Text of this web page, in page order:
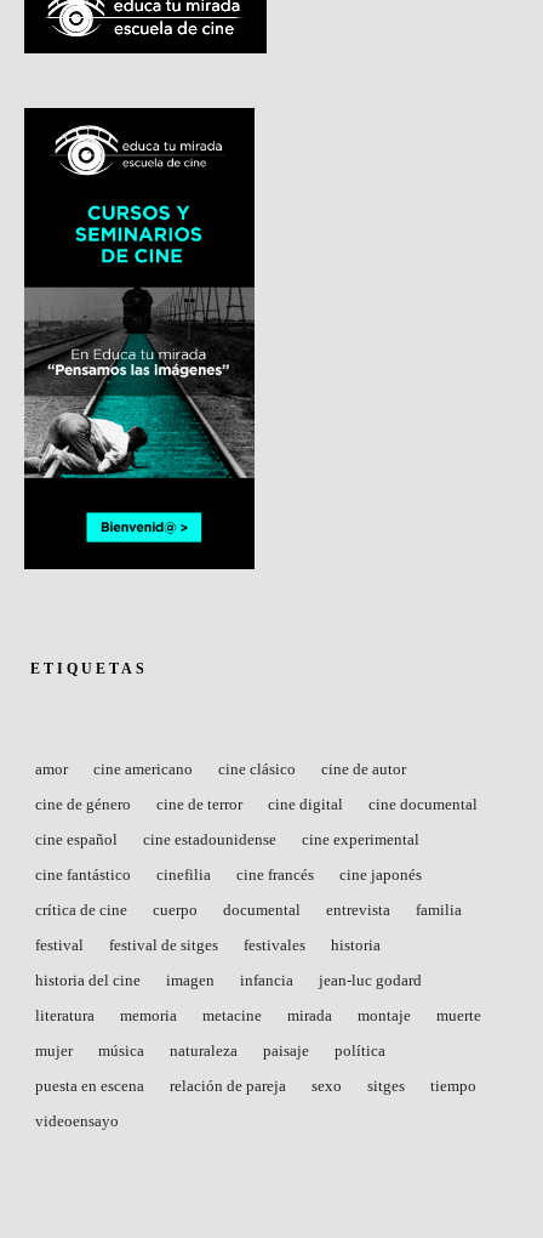
ETIQUETAS
amor cine americano cine clásico
cine de autor
cine de género
cine de terror cine digital
cine documental
cine español
cine estadounidense
cine experimental
cine fantástico
cinefilia cine francés
cine japonés
crítica de cine
cuerpo documental entrevista
familia
festival
festival de sitges festivales
historia
historia del cine
imagen infancia
jean-luc godard
literatura
memoria metacine mirada montaje
muerte
mujer
música naturaleza paisaje
política
puesta en escena
relación de pareja sexo sitges
tiempo
videoensayo